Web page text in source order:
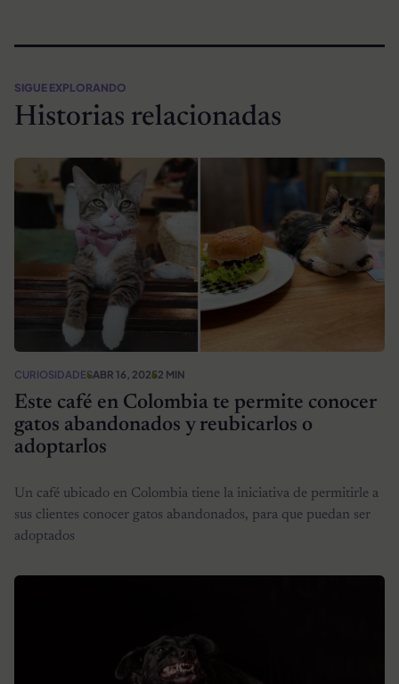
SIGUE EXPLORANDO
Historias relacionadas
CURIOSIDADESABR 16, 20252 MIN
Este café en Colombia te permite conocer
gatos abandonados y reubicarlos o
adoptarlos
Un café ubicado en Colombia tiene la iniciativa de permitirle a
sus clientes conocer gatos abandonados, para que puedan ser
adoptados